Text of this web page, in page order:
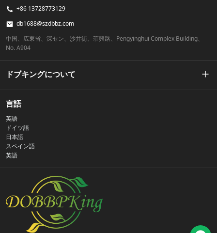
+86 13728773129
db1688@szdbbz.com
中国、広東省、深セン、沙井街、荘興路、Pengyinghui Complex Building、
No. A904
ドブキングについて
私たちの物語
プライバシーポリシー
お問い合わせ
言語
英語
ドイツ語
日本語
スペイン語
英語